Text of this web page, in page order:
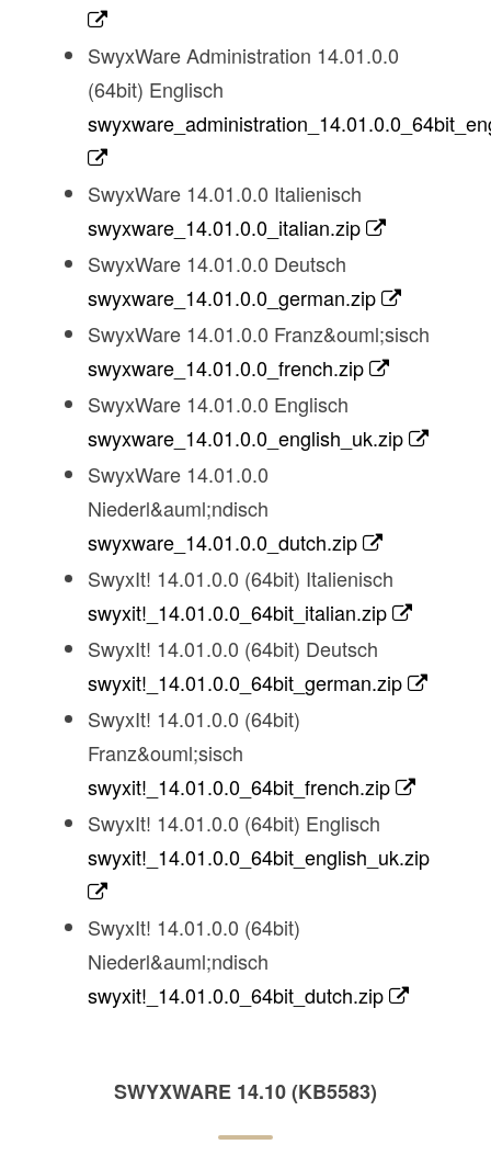
SwyxWare Administration 14.01.0.0
(64bit) Englisch
SwyxWare 14.01.0.0 Italienisch
swyxware_14.01.0.0_italian.zip
SwyxWare 14.01.0.0 Deutsch
swyxware_14.01.0.0_german.zip
SwyxWare 14.01.0.0 Franz&ouml;sisch
swyxware_14.01.0.0_french.zip
SwyxWare 14.01.0.0 Englisch
swyxware_14.01.0.0_english_uk.zip
SwyxWare 14.01.0.0
Niederl&auml;ndisch
swyxware_14.01.0.0_dutch.zip
SwyxIt! 14.01.0.0 (64bit) Italienisch
swyxit!_14.01.0.0_64bit_italian.zip
SwyxIt! 14.01.0.0 (64bit) Deutsch
swyxit!_14.01.0.0_64bit_german.zip
SwyxIt! 14.01.0.0 (64bit)
Franz&ouml;sisch
swyxit!_14.01.0.0_64bit_french.zip
SwyxIt! 14.01.0.0 (64bit) Englisch
swyxit!_14.01.0.0_64bit_english_uk.zip
SwyxIt! 14.01.0.0 (64bit)
Niederl&auml;ndisch
swyxit!_14.01.0.0_64bit_dutch.zip
SWYXWARE 14.10 (KB5583)